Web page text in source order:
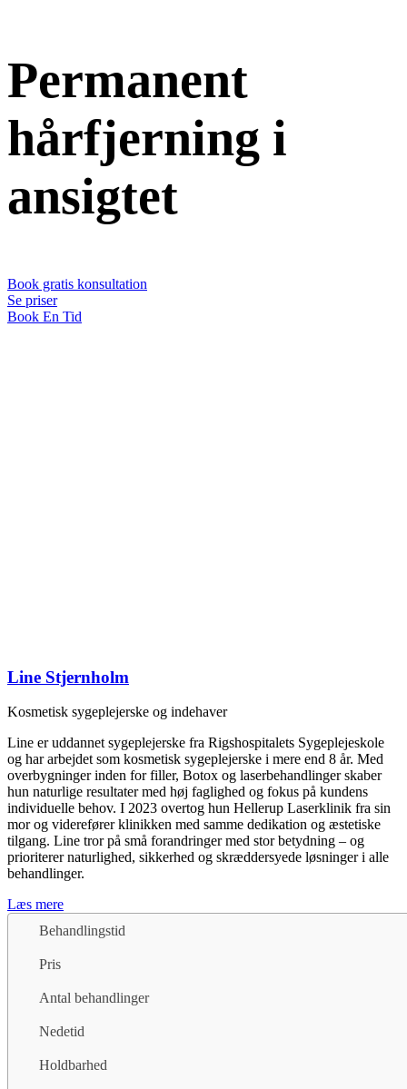
Permanent
hårfjerning i
ansigtet
Book gratis konsultation
Se priser
Book En Tid
Line Stjernholm
Kosmetisk sygeplejerske og indehaver
Line er uddannet sygeplejerske fra Rigshospitalets Sygeplejeskole
og har arbejdet som kosmetisk sygeplejerske i mere end 8 år. Med
overbygninger inden for filler, Botox og laserbehandlinger skaber
hun naturlige resultater med høj faglighed og fokus på kundens
individuelle behov. I 2023 overtog hun Hellerup Laserklinik fra sin
mor og viderefører klinikken med samme dedikation og æstetiske
tilgang. Line tror på små forandringer med stor betydning – og
prioriterer naturlighed, sikkerhed og skræddersyede løsninger i alle
behandlinger.
Læs mere
Behandlingstid
Pris
Antal behandlinger
Nedetid
Holdbarhed